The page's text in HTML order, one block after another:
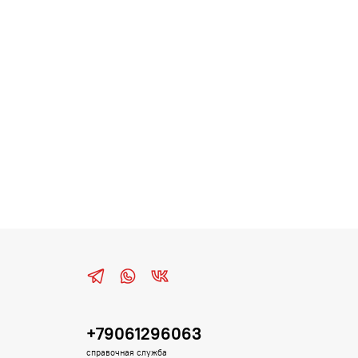
+79061296063
справочная служба